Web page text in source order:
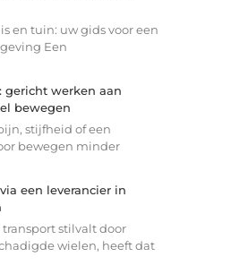
en tuin: uw gids voor een
Een
gericht werken aan
bewegen
stijfheid of een
bewegen minder
een leverancier in
stilvalt door
wielen, heeft dat